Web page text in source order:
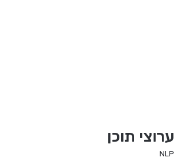
ערוצי תוכן
NLP